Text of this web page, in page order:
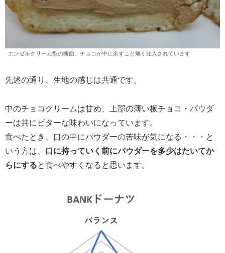
エンゼルクリーム型の断面。チョコが中に余すこと無く注入されています
先述の通り、生地の感じは共通です。
中のチョコクリームは甘め、上部の薄い板チョコ・パウダ
ーは共にビターな味わいになっています。
食べたとき、口の中にパウダーの苦味が気になる・・・と
いう方は、
口に持っていく前にパウダーを多少はたいてか
らにすると食べやすくなると思います。